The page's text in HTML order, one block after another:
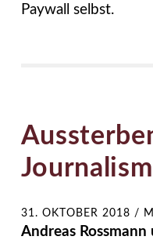
Paywall selbst.
31. OKTOBER 2018 /
Andreas